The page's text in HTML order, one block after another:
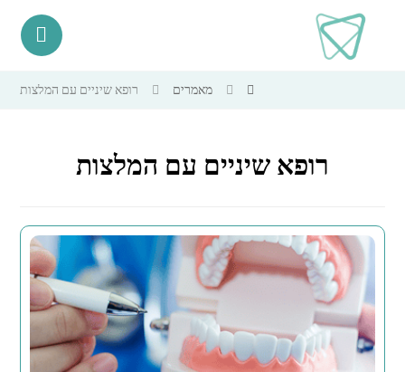
מאמרים רופא שיניים עם המלצות
רופא שיניים עם המלצות